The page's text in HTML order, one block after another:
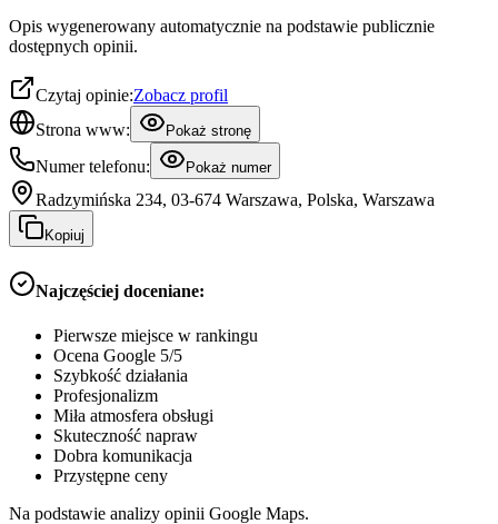
Opis wygenerowany automatycznie na podstawie publicznie
dostępnych opinii.
Czytaj opinie:Zobacz profil
Strona www:
Pokaż stronę
Numer telefonu: Pokaż numer
Radzymińska 234, 03-674 Warszawa, Polska, Warszawa
Kopiuj
Najczęściej doceniane:
Pierwsze miejsce w rankingu
Ocena Google 5/5
Szybkość działania
Profesjonalizm
Miła atmosfera obsługi
Skuteczność napraw
Dobra komunikacja
Przystępne ceny
Na podstawie analizy opinii Google Maps.